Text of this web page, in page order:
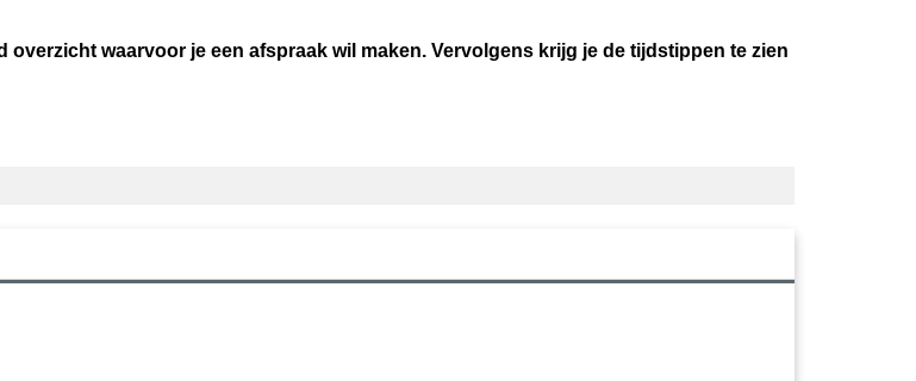
waarvoor je een afspraak wil maken. Vervolgens krijg je de tijdstippen te zien